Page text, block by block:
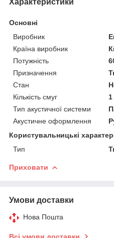
Основні
Виробник
Країна виробник
Потужність
Призначення
Стан
Кількість смуг
1
Тип акустичної системи
Акустичне оформлення
Користувальницькі
Тип
Приховати
Умови доставки
Нова Пошта
Всі умови доставки